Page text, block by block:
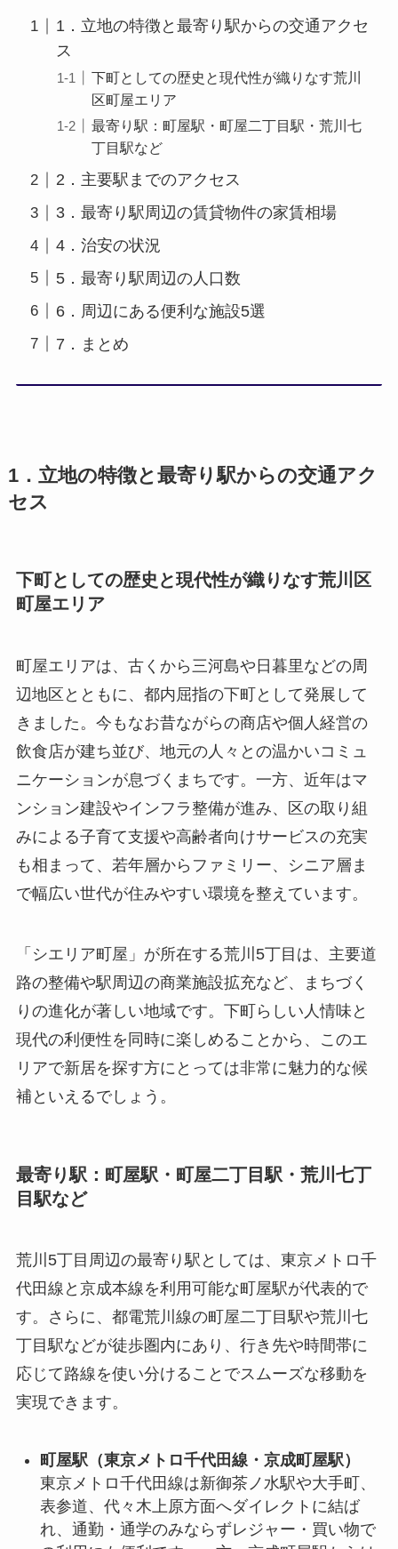
1．立地の特徴と最寄り駅からの交通アクセ
ス
下町としての歴史と現代性が織りなす荒川
区町屋エリア
最寄り駅：町屋駅・町屋二丁目駅・荒川七
丁目駅など
2．主要駅までのアクセス
3．最寄り駅周辺の賃貸物件の家賃相場
4．治安の状況
5．最寄り駅周辺の人口数
6．周辺にある便利な施設5選
7．まとめ
1．立地の特徴と最寄り駅からの交通アク
セス
下町としての歴史と現代性が織りなす荒川区
町屋エリア
町屋エリアは、古くから三河島や日暮里などの周
辺地区とともに、都内屈指の下町として発展して
きました。今もなお昔ながらの商店や個人経営の
飲食店が建ち並び、地元の人々との温かいコミュ
ニケーションが息づくまちです。一方、近年はマ
ンション建設やインフラ整備が進み、区の取り組
みによる子育て支援や高齢者向けサービスの充実
も相まって、若年層からファミリー、シニア層ま
で幅広い世代が住みやすい環境を整えています。
「シエリア町屋」が所在する荒川5丁目は、主要道
路の整備や駅周辺の商業施設拡充など、まちづく
りの進化が著しい地域です。下町らしい人情味と
現代の利便性を同時に楽しめることから、このエ
リアで新居を探す方にとっては非常に魅力的な候
補といえるでしょう。
最寄り駅：町屋駅・町屋二丁目駅・荒川七丁
目駅など
荒川5丁目周辺の最寄り駅としては、東京メトロ千
代田線と京成本線を利用可能な町屋駅が代表的で
す。さらに、都電荒川線の町屋二丁目駅や荒川七
丁目駅などが徒歩圏内にあり、行き先や時間帯に
応じて路線を使い分けることでスムーズな移動を
実現できます。
町屋駅（東京メトロ千代田線・京成町屋駅）
東京メトロ千代田線は新御茶ノ水駅や大手町、
表参道、代々木上原方面へダイレクトに結ば
れ、通勤・通学のみならずレジャー・買い物で